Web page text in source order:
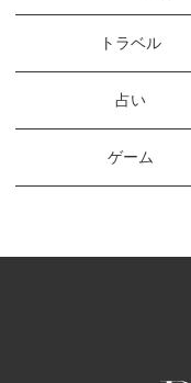
トラベル
占い
ゲーム